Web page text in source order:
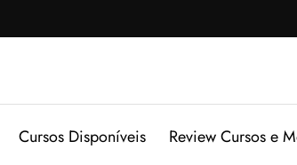
Cursos Disponíveis Review Cursos e